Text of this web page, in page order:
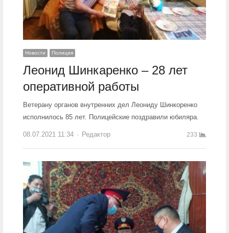
Новости Полиция
Леонид Шинкаренко – 28 лет
оперативной работы
Ветерану органов внутренних дел Леониду Шинкоренко
исполнилось 85 лет. Полицейские поздравили юбиляра.
08.07.2021 11:34 Author
Редактор 233